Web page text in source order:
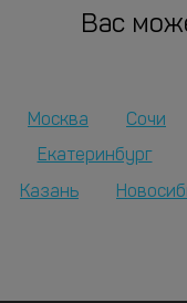
Вас
Москва Сочи
Екатеринбург
Казань